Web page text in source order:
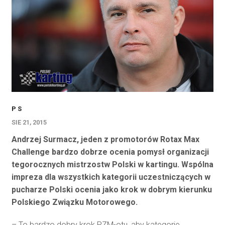
P S
SIE 21, 2015
Andrzej Surmacz, jeden z promotorów Rotax Max
Challenge bardzo dobrze ocenia pomysł organizacji
tegorocznych mistrzostw Polski w kartingu. Wspólna
impreza dla wszystkich kategorii uczestniczących w
pucharze Polski ocenia jako krok w dobrym kierunku
Polskiego Związku Motorowego.